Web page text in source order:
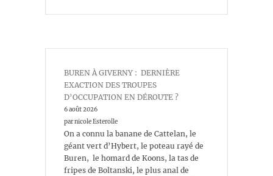
BUREN À GIVERNY : DERNIÈRE
EXACTION DES TROUPES
D’OCCUPATION EN DÉROUTE ?
6 août 2026
par nicole Esterolle
On a connu la banane de Cattelan, le
géant vert d’Hybert, le poteau rayé de
Buren, le homard de Koons, la tas de
fripes de Boltanski, le plus anal de